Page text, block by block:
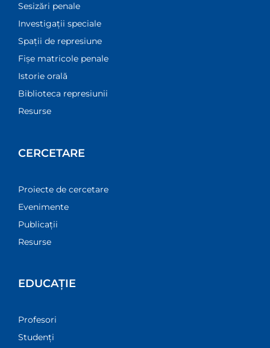
Sesizări penale
Investigații speciale
Spații de represiune
Fișe matricole penale
Istorie orală
Biblioteca represiunii
Resurse
CERCETARE
Proiecte de cercetare
Evenimente
Publicații
Resurse
EDUCAȚIE
Profesori
Studenți